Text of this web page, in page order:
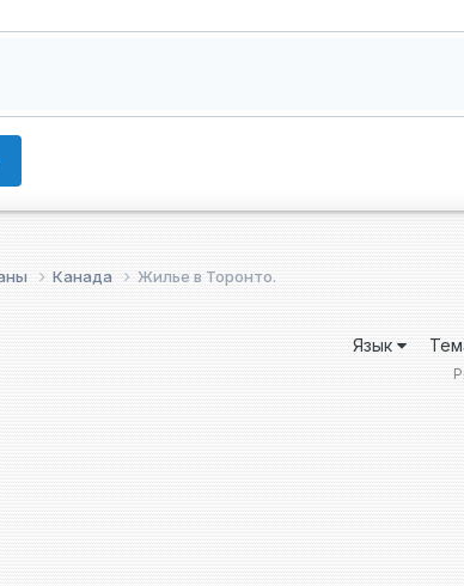
Канада Жилье в Торонто.
Язык